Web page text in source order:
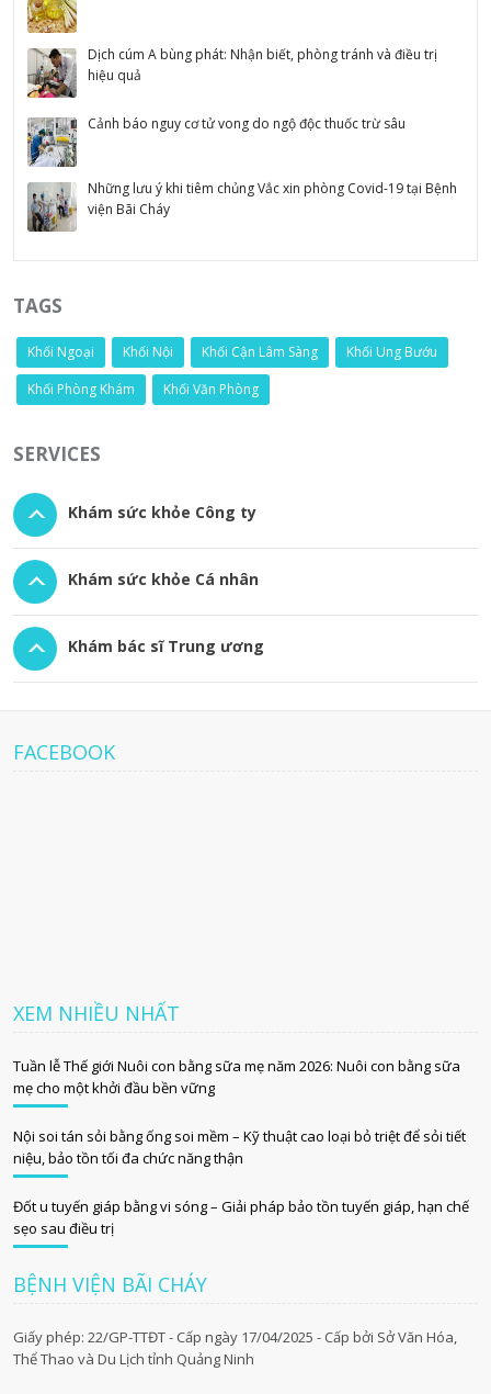
Dịch cúm A bùng phát: Nhận biết, phòng tránh và điều trị
hiệu quả
Cảnh báo nguy cơ tử vong do ngộ độc thuốc trừ sâu
Những lưu ý khi tiêm chủng Vắc xin phòng Covid-19 tại Bệnh
viện Bãi Cháy
TAGS
Khối Ngoại Khối Nội Khối Cận Lâm Sàng
Khối Ung Bướu
Khối Phòng Khám
Khối Văn Phòng
SERVICES
Khám sức khỏe Công ty
Khám sức khỏe Cá nhân
Khám bác sĩ Trung ương
FACEBOOK
XEM NHIỀU NHẤT
Tuần lễ Thế giới Nuôi con bằng sữa mẹ năm 2026: Nuôi con bằng sữa
mẹ cho một khởi đầu bền vững
Nội soi tán sỏi bằng ống soi mềm – Kỹ thuật cao loại bỏ triệt để sỏi tiết
niệu, bảo tồn tối đa chức năng thận
Đốt u tuyến giáp bằng vi sóng – Giải pháp bảo tồn tuyến giáp, hạn chế
sẹo sau điều trị
BỆNH VIỆN BÃI CHÁY
Giấy phép: 22/GP-TTĐT - Cấp ngày 17/04/2025 - Cấp bởi Sở Văn Hóa,
Thể Thao và Du Lịch tỉnh Quảng Ninh